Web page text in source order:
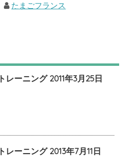
たまごフランス
レーニング 2011年3月25日
レーニング 2013年7月11日